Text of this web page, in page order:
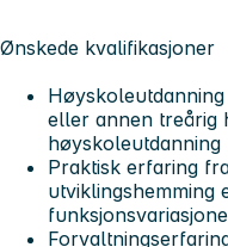
Ønskede kvalifikasjoner
eller annen treårig
høyskoleutdanning
Praktisk erfaring
utviklingshemming